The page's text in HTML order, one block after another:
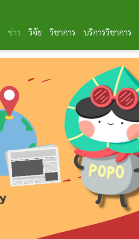
ข่าว วิจัย วิชาการ บริการวิชาการ